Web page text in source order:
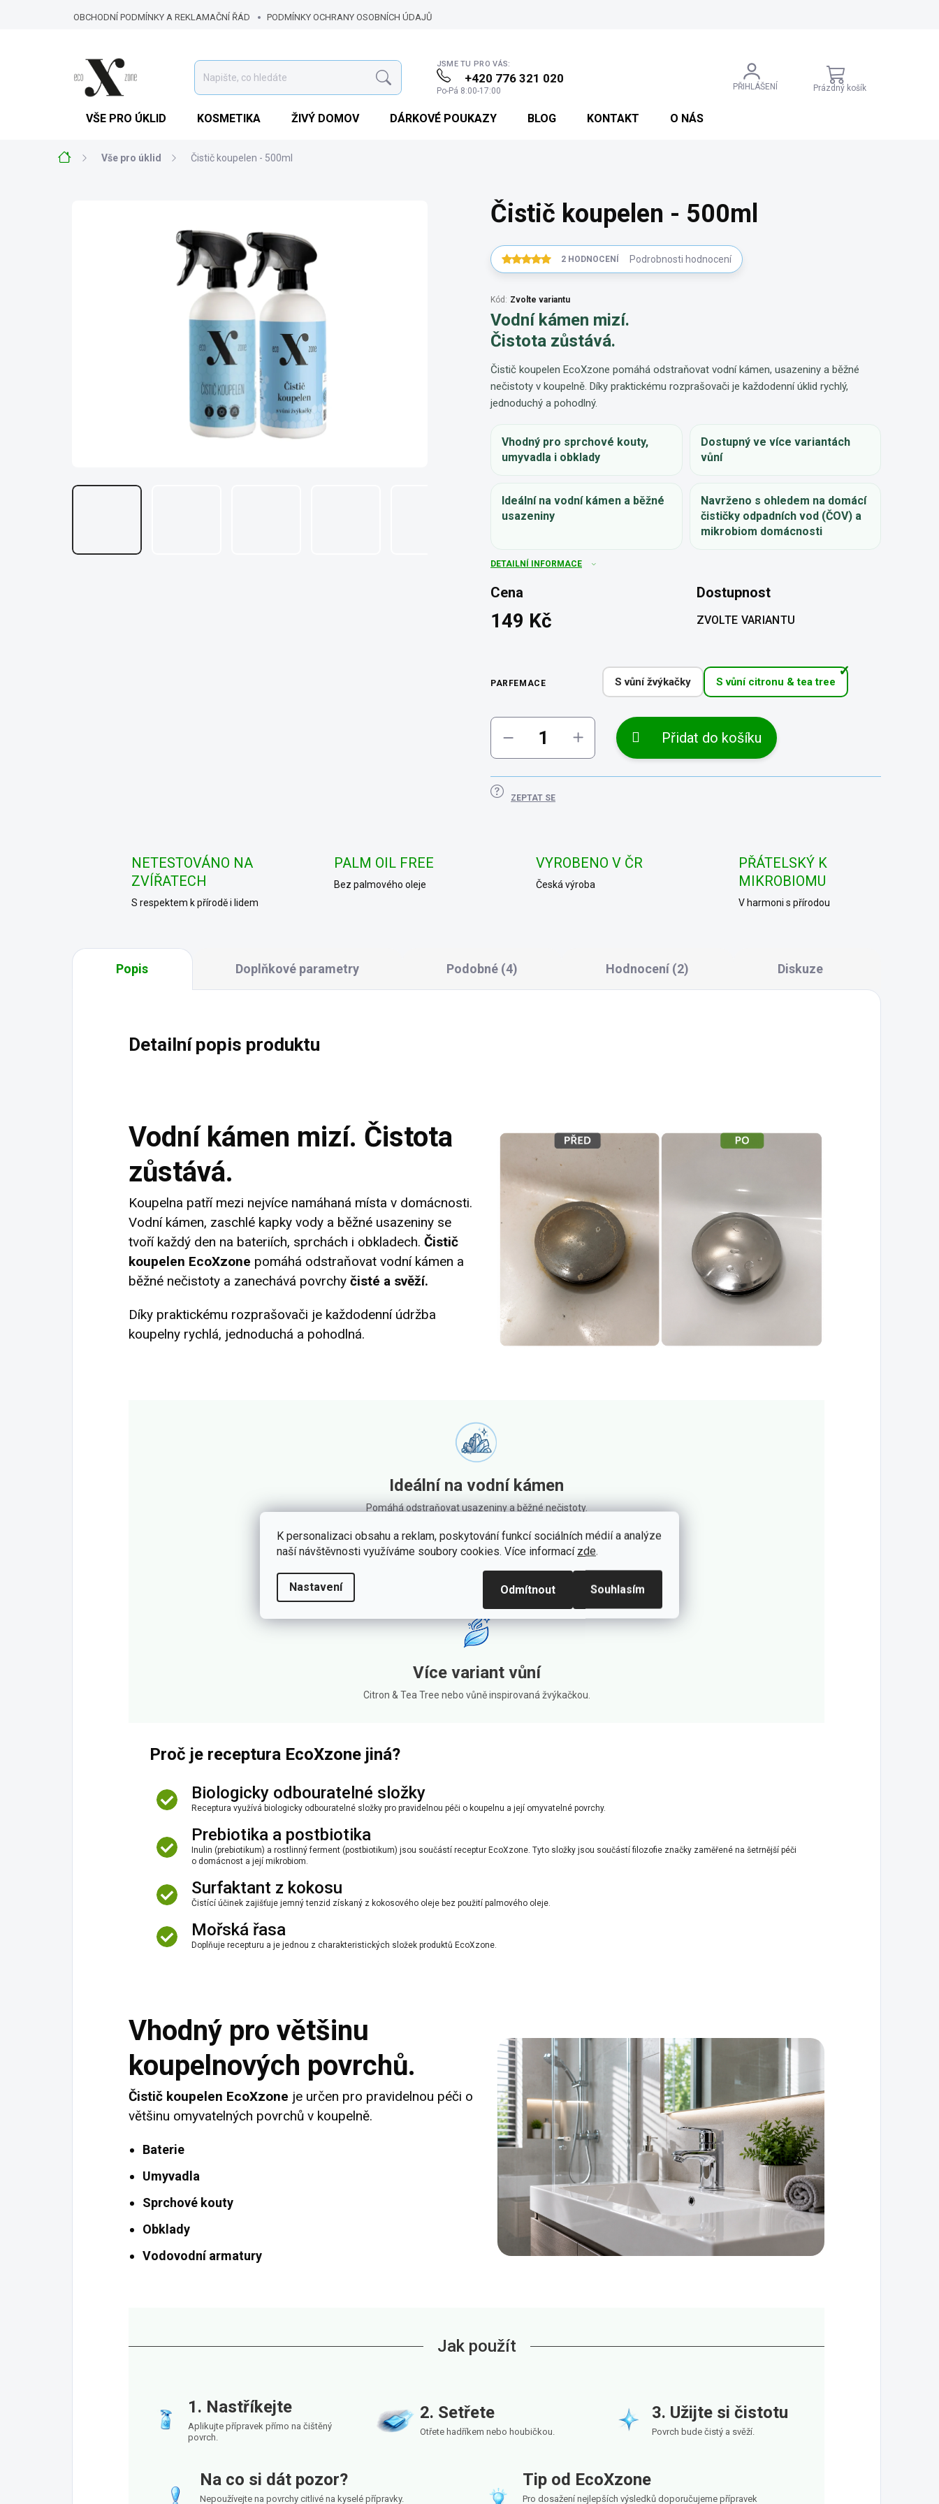
K personalizaci obsahu a reklam, poskytování funkcí sociálních médií a analýze
naší návštěvnosti využíváme soubory cookies. Více informací zde.
Nastavení Odmítnout Souhlasím
OBCHODNÍ PODMÍNKY A REKLAMAČNÍ ŘÁD PODMÍNKY OCHRANY OSOBNÍCH ÚDAJŮ
MOJE OBJEDNÁVKA KARIÉRA KDE NÁS NAJDETE
Hledat
JSME TU PRO VÁS:
+420 776 321 020
Po-Pá 8:00-17:00 PŘIHLÁŠENÍ
NÁKUPNÍ
KOŠÍK
Prázdný košík
VŠE PRO ÚKLID KOSMETIKA ŽIVÝ DOMOV DÁRKOVÉ POUKAZY BLOG KONTAKT O NÁS
Domů Vše pro úklid Čistič koupelen - 500ml
Čistič koupelen - 500ml
2 HODNOCENÍ Podrobnosti hodnocení
Kód: Zvolte variantu
Vodní kámen mizí.
Čistota zůstává.
Čistič koupelen EcoXzone pomáhá odstraňovat vodní kámen, usazeniny a běžné
nečistoty v koupelně. Díky praktickému rozprašovači je každodenní úklid rychlý,
jednoduchý a pohodlný.
Vhodný pro sprchové kouty,
umyvadla i obklady
Dostupný ve více variantách
vůní
Ideální na vodní kámen a běžné
usazeniny
Navrženo s ohledem na domácí
čističky odpadních vod (ČOV) a
mikrobiom domácnosti
DETAILNÍ INFORMACE
Cena
149 Kč
Dostupnost
ZVOLTE VARIANTU
PARFEMACE S vůní žvýkačky S vůní citronu & tea tree
Přidat do košíku
ZEPTAT SE
NETESTOVÁNO NA
ZVÍŘATECH
S respektem k přírodě i lidem
PALM OIL FREE
Bez palmového oleje
VYROBENO V ČR
Česká výroba
PŘÁTELSKÝ K
MIKROBIOMU
V harmoni s přírodou
Popis Doplňkové parametry Podobné (4) Hodnocení (2) Diskuze
Detailní popis produktu
Vodní kámen mizí. Čistota
zůstává.
Koupelna patří mezi nejvíce namáhaná místa v domácnosti.
Vodní kámen, zaschlé kapky vody a běžné usazeniny se
tvoří každý den na bateriích, sprchách i obkladech. Čistič
koupelen EcoXzone pomáhá odstraňovat vodní kámen a
běžné nečistoty a zanechává povrchy čisté a svěží.
Díky praktickému rozprašovači je každodenní údržba
koupelny rychlá, jednoduchá a pohodlná.
Ideální na vodní kámen
Pomáhá odstraňovat usazeniny a běžné nečistoty.
Snadná aplikace
Více variant vůní
Citron & Tea Tree nebo vůně inspirovaná žvýkačkou.
Proč je receptura EcoXzone jiná?
Biologicky odbouratelné složky
Receptura využívá biologicky odbouratelné složky pro pravidelnou péči o koupelnu a její omyvatelné povrchy.
Prebiotika a postbiotika
Inulin (prebiotikum) a rostlinný ferment (postbiotikum) jsou součástí receptur EcoXzone. Tyto složky jsou součástí filozofie značky zaměřené na šetrnější péči
o domácnost a její mikrobiom.
Surfaktant z kokosu
Čistící účinek zajišťuje jemný tenzid získaný z kokosového oleje bez použití palmového oleje.
Mořská řasa
Doplňuje recepturu a je jednou z charakteristických složek produktů EcoXzone.
Vhodný pro většinu
koupelnových povrchů.
Čistič koupelen EcoXzone je určen pro pravidelnou péči o
většinu omyvatelných povrchů v koupelně.
Baterie
Umyvadla
Sprchové kouty
Obklady
Vodovodní armatury
Jak použít
1. Nastříkejte
Aplikujte přípravek přímo na čištěný
povrch.
2. Setřete
Otřete hadříkem nebo houbičkou.
3. Užijte si čistotu
Povrch bude čistý a svěží.
Na co si dát pozor?
Nepoužívejte na povrchy citlivé na kyselé přípravky.
Tip od EcoXzone
Pro dosažení nejlepších výsledků doporučujeme přípravek